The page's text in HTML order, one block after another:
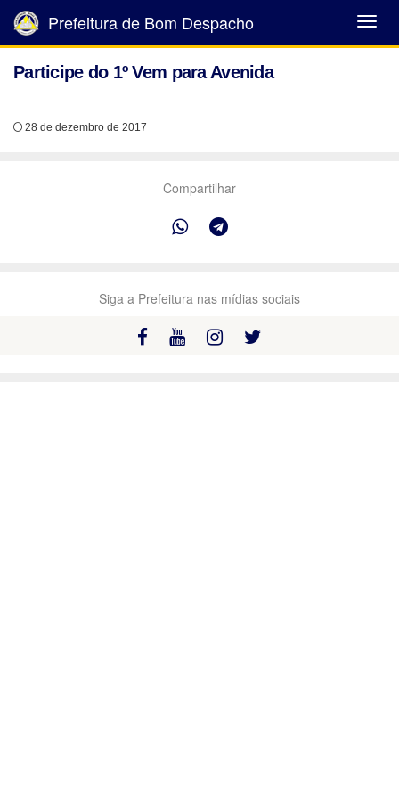
Abrir
Menu
Prefeitura de Bom Despacho
Participe do 1º Vem para Avenida
28 de dezembro de 2017
Compartilhar
Siga a Prefeitura nas mídias sociais